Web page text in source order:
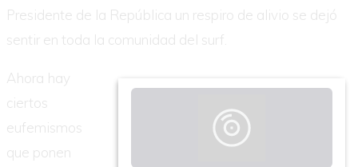
Presidente de la República un respiro de alivio se dejó
sentir en toda la comunidad del surf.
Ahora hay
ciertos
eufemismos
que ponen